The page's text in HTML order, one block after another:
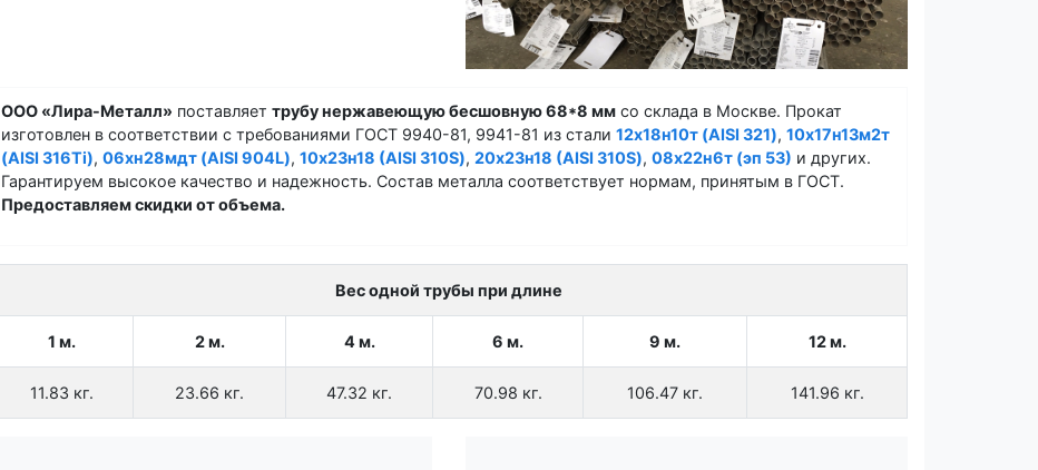
ООО «Лира-Металл» поставляет трубу нержавеющую бесшовную 68*8 мм со склада в Москве. Прокат
изготовлен в соответствии с требованиями ГОСТ 9940-81, 9941-81 из стали 12х18н10т (AISI 321), 10х17н13м2т
(AISI 316Ti), 06хн28мдт (AISI 904L), 10х23н18 (AISI 310S), 20х23н18 (AISI 310S), 08х22н6т (эп 53) и других.
Гарантируем высокое качество и надежность. Состав металла соответствует нормам, принятым в ГОСТ.
Предоставляем скидки от объема.
Вес одной трубы при длине
1 м. 2 м. 4 м. 6 м. 9 м. 12 м.
11.83 кг. 23.66 кг. 47.32 кг. 70.98 кг. 106.47 кг. 141.96 кг.